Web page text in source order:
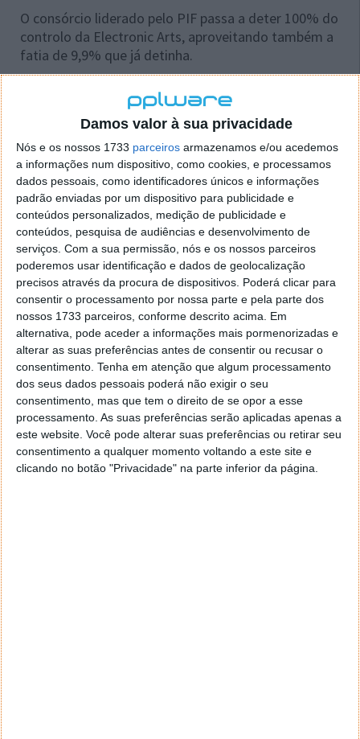
Damos valor à sua privacidade
Nós e os nossos 1733 parceiros armazenamos e/ou acedemos
a informações num dispositivo, como cookies, e processamos
dados pessoais, como identificadores únicos e informações
padrão enviadas por um dispositivo para publicidade e
conteúdos personalizados, medição de publicidade e
conteúdos, pesquisa de audiências e desenvolvimento de
serviços. Com a sua permissão, nós e os nossos parceiros
poderemos usar identificação e dados de geolocalização
precisos através da procura de dispositivos. Poderá clicar para
consentir o processamento por nossa parte e pela parte dos
nossos 1733 parceiros, conforme descrito acima. Em
alternativa, pode aceder a informações mais pormenorizadas e
alterar as suas preferências antes de consentir ou recusar o
consentimento. Tenha em atenção que algum processamento
dos seus dados pessoais poderá não exigir o seu
consentimento, mas que tem o direito de se opor a esse
processamento. As suas preferências serão aplicadas apenas a
este website. Você pode alterar suas preferências ou retirar seu
consentimento a qualquer momento voltando a este site e
clicando no botão "Privacidade" na parte inferior da página.
O consórcio liderado pelo PIF passa a deter 100% do
controlo da Electronic Arts, aproveitando também a
fatia de 9,9% que já detinha.
Os acionistas beneficiam de ganhos imediatos
Pagamento de 210 dólares por ação em dinheiro
Prémio de 25% face à cotação mais recente
Valor superior ao histórico máximo de 179
dólares por ação
A compra daEA torna-se o segundo maior negócio
da história da indústria dos videojogos, ficando
apenas atrás daaquisição da Activision Blizzard
pela Microsoft, concretizada em 2023 por 75,4 mil
milhões de dólares.
A aquisição da EA não só reforça o peso da empresa
no setor, como também evidencia a crescente
influência do PIF no mercado global de jogos. O
fundo saudita já detém a Savvy Games Group e
participa em gigantes como Activision Blizzard,
Take-Two, Nintendo e Embracer.
Com a compra da EA, a Arábia Saudita consolida-se
como um dos principais investidores da indústria dos